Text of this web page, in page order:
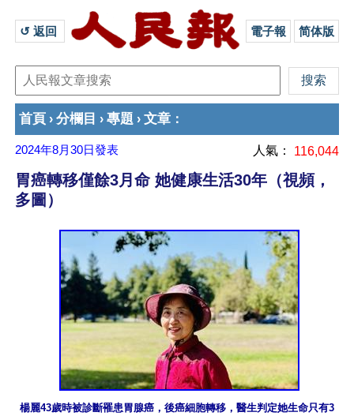
↺ 返回 電子報 简体版
首頁 › 分欄目 › 專題 › 文章 ：
2024年8月30日發表 人氣： 116,044
胃癌轉移僅餘3月命 她健康生活30年（視頻，
多圖）
楊麗43歲時被診斷罹患胃腺癌，後癌細胞轉移，醫生判定她生命只有3